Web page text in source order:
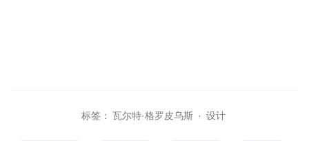
标签： 瓦尔特·格罗皮乌斯 · 设计